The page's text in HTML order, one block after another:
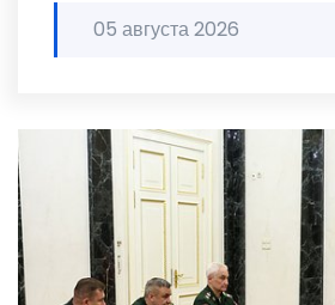
05 августа 2026